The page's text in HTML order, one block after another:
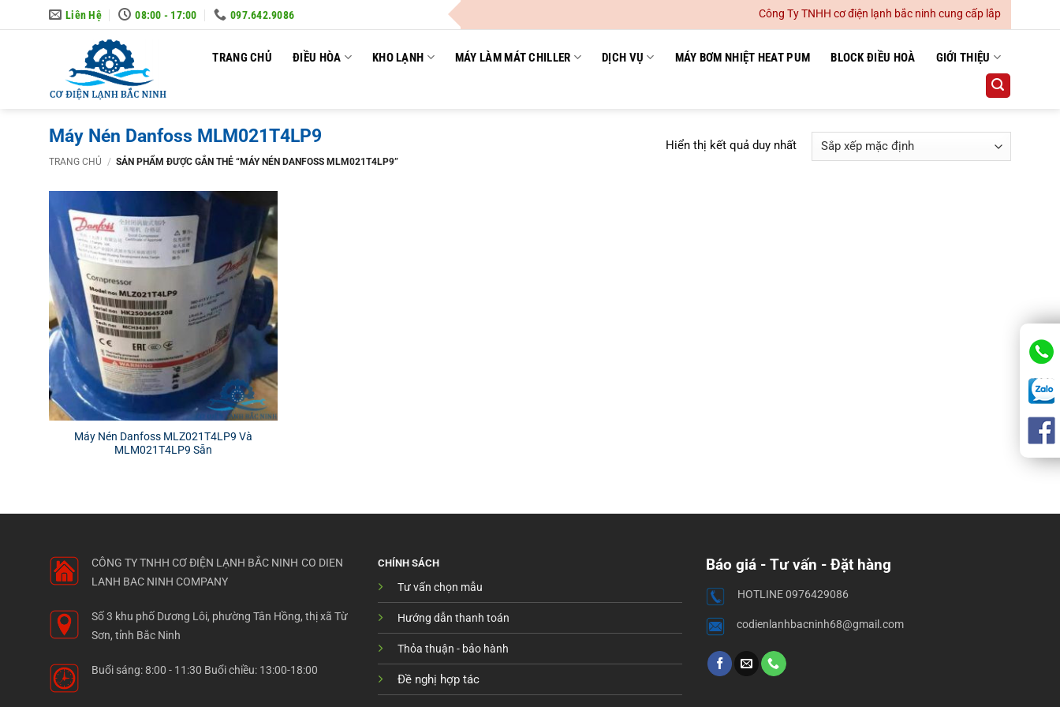
to
Liên Hệ 08:00 - 17:00 097.642.9086 Công Ty TNHH cơ điện lạnh bắc ninh cung cấp lắp đặt hệ
TRANG CHỦ ĐIỀU HÒA KHO LẠNH MÁY LÀM MÁT CHILLER DỊCH VỤ MÁY BƠM NHIỆT HEAT PUM BLOCK ĐIỀU HOÀ GIỚI THIỆU
Máy Nén Danfoss MLM021T4LP9
TRANG CHỦ / SẢN PHẨM ĐƯỢC GẮN THẺ “MÁY NÉN DANFOSS MLM021T4LP9”
Hiển thị kết quả duy nhất
Máy Nén Danfoss MLZ021T4LP9 Và
MLM021T4LP9 Sẵn
CÔNG TY TNHH CƠ ĐIỆN LẠNH BẮC NINH CO DIEN
LANH BAC NINH COMPANY
Số 3 khu phố Dương Lôi, phường Tân Hồng, thị xã Từ
Sơn, tỉnh Bắc Ninh
Buổi sáng: 8:00 - 11:30 Buổi chiều: 13:00-18:00
CHÍNH SÁCH
Tư vấn chọn mẫu
Hướng dẫn thanh toán
Thỏa thuận - bảo hành
Đề nghị hợp tác
Báo giá - Tư vấn - Đặt hàng
HOTLINE 0976429086
codienlanhbacninh68@gmail.com